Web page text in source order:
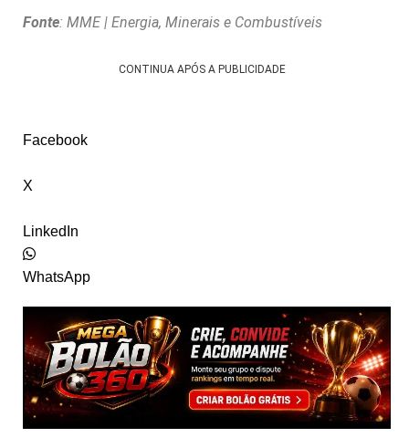
Fonte: MME | Energia, Minerais e Combustíveis
CONTINUA APÓS A PUBLICIDADE
Facebook
X
LinkedIn
WhatsApp